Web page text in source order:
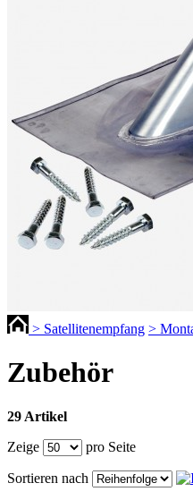
> Satellitenempfang >
Zubehör
29 Artikel
Zeige
pro Seite
Sortieren nach